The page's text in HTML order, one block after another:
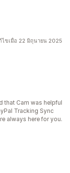
ไขเมื่อ 22 มิถุนายน 2025
that Cam was helpful
Tracking Sync
always here for you.